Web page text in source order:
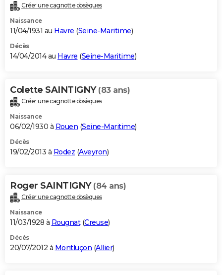
Créer une cagnotte obsèques
Naissance
11/04/1931 au Havre (Seine-Maritime)
Décès
14/04/2014 au Havre (Seine-Maritime)
Colette SAINTIGNY (83 ans)
Créer une cagnotte obsèques
Naissance
06/02/1930 à Rouen (Seine-Maritime)
Décès
19/02/2013 à Rodez (Aveyron)
Roger SAINTIGNY (84 ans)
Créer une cagnotte obsèques
Naissance
11/03/1928 à Rougnat(Creuse)
Décès
20/07/2012 à Montluçon (Allier)